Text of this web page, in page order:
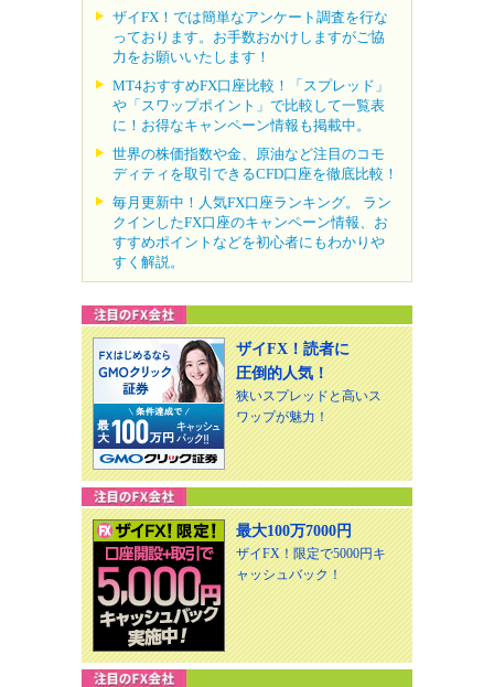
ザイFX！では簡単なアンケート調査を行な
っております。お手数おかけしますがご協
力をお願いいたします！
MT4おすすめFX口座比較！「スプレッド」
や「スワップポイント」で比較して一覧表
に！お得なキャンペーン情報も掲載中。
世界の株価指数や金、原油など注目のコモ
ディティを取引できるCFD口座を徹底比較！
毎月更新中！人気FX口座ランキング。 ラン
クインしたFX口座のキャンペーン情報、お
すすめポイントなどを初心者にもわかりや
すく解説。
ザイFX！読者に
圧倒的人気！
狭いスプレッドと高いス
ワップが魅力！
最大100万7000円
ザイFX！限定で5000円キ
ャッシュバック！